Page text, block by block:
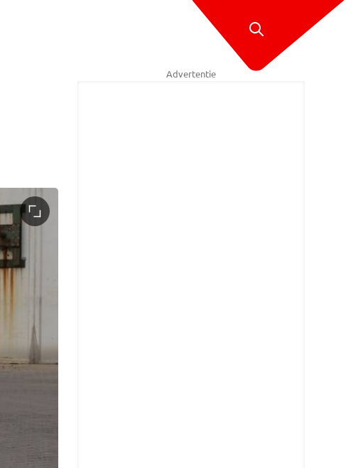
Advertentie